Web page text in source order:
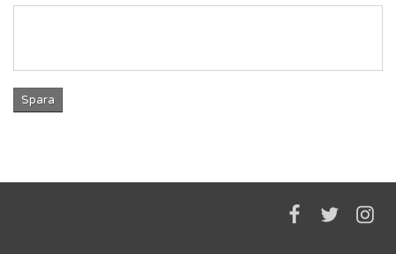
Spara